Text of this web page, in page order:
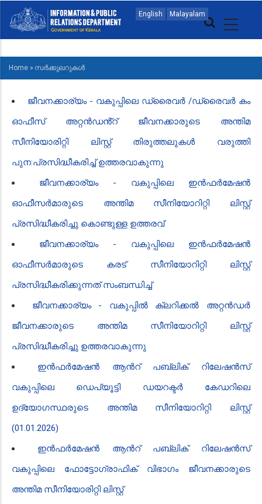
main
English Malayalam
MAIN
NAVIGATION
MALAYALAM
BREADCRUMB
Home » സർക്കുലറുകൾ
ജീവനക്കാര്യം - വകുപ്പിലെ ഡ്രൈവർ /ഡ്രൈവർ കം
ഓഫീസ് അറ്റൻഡൻ്റ് ജീവനക്കാരുടെ അന്തിമ
സീനിയോരിറ്റി ലിസ്റ്റ് തിരുത്തലുകൾ വരുത്തി
പുന:പ്രസിദ്ധീകരിച്ച് ഉത്തരവാകുന്നു
ജീവനക്കാര്യം - വകുപ്പിലെ ഇൻഫർമേഷൻ
ഓഫീസർമാരുടെ അന്തിമ സീനിയോറിറ്റി ലിസ്റ്റ്
പ്രസിദ്ധീകരിച്ചു കൊണ്ടുള്ള ഉത്തരവ്
ജീവനക്കാര്യം - വകുപ്പിലെ ഇൻഫർമേഷൻ
ഓഫീസർമാരുടെ കരട് സീനിയോറിറ്റി ലിസ്റ്റ്
പ്രസിദ്ധീകരിക്കുന്നത് സംബന്ധിച്ച്
ജീവനക്കാര്യം - വകുപ്പിൽ ക്ലറിക്കൽ അറ്റൻഡർ
ജീവനക്കാരുടെ അന്തിമ സീനിയോറിറ്റി ലിസ്റ്റ്
പ്രസിദ്ധീകരിച്ചു ഉത്തരവാകുന്നു
ഇൻ‍ഫർമേഷൻ‍ ആൻ‍റ് പബ്ലിക് റിലേഷൻ‍സ്
വകുപ്പിലെ ഡെപ്യൂട്ടി ഡയറക്ടർ കേഡറിലെ
ഉദ്യോഗസ്ഥരുടെ അന്തിമ സീനിയോറിറ്റി ലിസ്റ്റ്
(01.01.2026)
ഇൻ‍ഫർമേഷൻ‍ ആൻ‍റ് പബ്ലിക് റിലേഷൻ‍സ്
വകുപ്പിലെ ​ഫോട്ടോഗ്രാഫിക് വിഭാഗം ജീവനക്കാരുടെ
അന്തിമ സീനിയോരിറ്റി ലിസ്റ്റ്